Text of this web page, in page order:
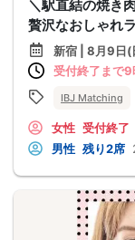
＼駅直結の焼き
贅沢なおしゃれ
新宿 | 8月9日
受付終了まで9
IBJ Matching
女性 受付終了
男性 残り2席